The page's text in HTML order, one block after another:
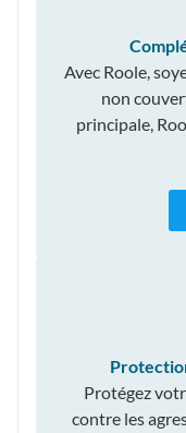
Avec Roole,
non
principale,
Protégez
contre les